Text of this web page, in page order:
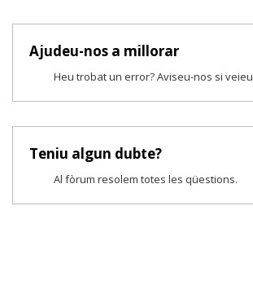
Ajudeu-nos a millorar
Heu trobat un error? Aviseu-nos si
Teniu algun dubte?
Al fòrum resolem totes les qüestions.